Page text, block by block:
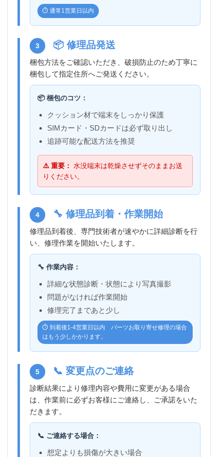
⏱️ 通常1営業日以内
3 📦 修理品発送
梱包方法をご確認いただき、破損防止のため丁寧に
梱包して指定住所へご発送ください。
📦 梱包のコツ：
クッション材で端末をしっかり保護
SIMカード・SDカードは必ず取り出し
追跡可能な配送方法を推奨
⚠️ 重要： 水没端末は乾燥させずそのままお送
りください。
4 🔧 修理品到着・作業開始
修理品到着後、専門技術者が速やかに詳細診断を行
い、修理作業を開始いたします。
🔧 作業内容：
詳細な状態診断・状態により写真撮影
問題がなければ作業開始
修理完了まであと少し
⏱️ 到着後1-4営業日以内 パーツお取り寄せ修理の場合
はもう少しかかります。
5 📞 変更点のご連絡
診断結果により修理内容や費用に変更がある場合
は、作業前に必ずお客様にご連絡し、ご承諾をいた
だきます。
📞 ご連絡する場合：
想定よりも損傷が大きい場合